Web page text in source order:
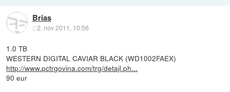
Brias
::2. nov 2011, 10:56
1.0 TB
WESTERN DIGITAL CAVIAR BLACK (WD1002FAEX)
http://www.pctrgovina.com/trg/detajl.ph...
90 eur